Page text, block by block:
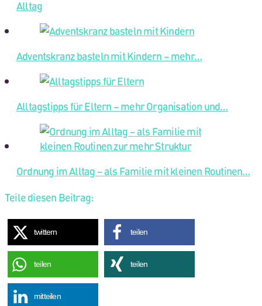
Alltag
Adventskranz basteln mit Kindern – mehr…
Alltagstipps für Eltern – mehr Organisation und…
Ordnung im Alltag – als Familie mit kleinen Routinen…
Teile diesen Beitrag:
twittern teilen
teilen teilen
mitteilen